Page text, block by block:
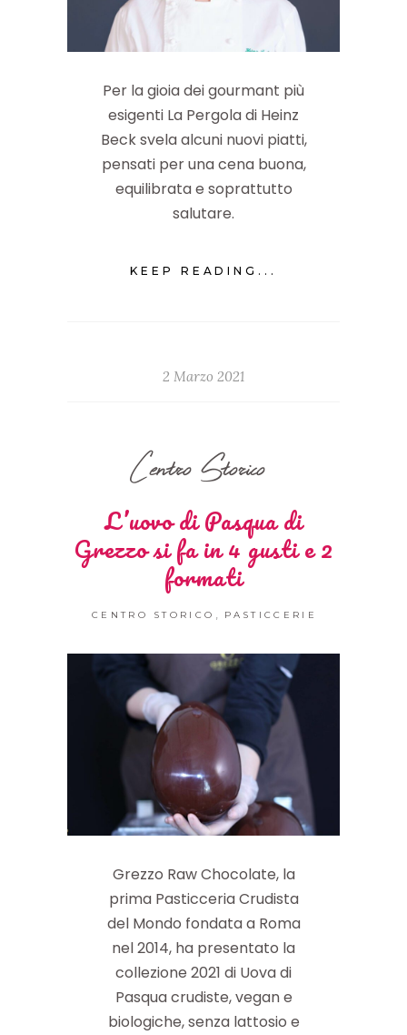
Per la gioia dei gourmant più
esigenti La Pergola di Heinz
Beck svela alcuni nuovi piatti,
pensati per una cena buona,
equilibrata e soprattutto
salutare.
KEEP READING...
2 Marzo 2021
Centro Storico
L’uovo di Pasqua di
Grezzo si fa in 4 gusti e 2
formati
CENTRO STORICO PASTICCERIE
Grezzo Raw Chocolate, la
prima Pasticceria Crudista
del Mondo fondata a Roma
nel 2014, ha presentato la
collezione 2021 di Uova di
Pasqua crudiste, vegan e
biologiche, senza lattosio e